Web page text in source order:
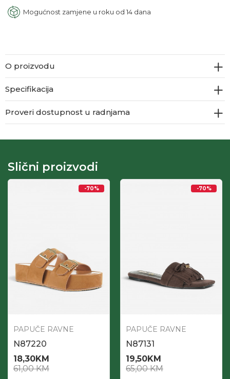
Mogućnost zamjene u roku od 14 dana
O proizvodu
Specifikacija
Proveri dostupnost u radnjama
Slični proizvodi
-70%
PAPUČE RAVNE
N87220
18,30KM
61,00KM
-70%
PAPUČE RAVNE
N87131
19,50KM
65,00KM